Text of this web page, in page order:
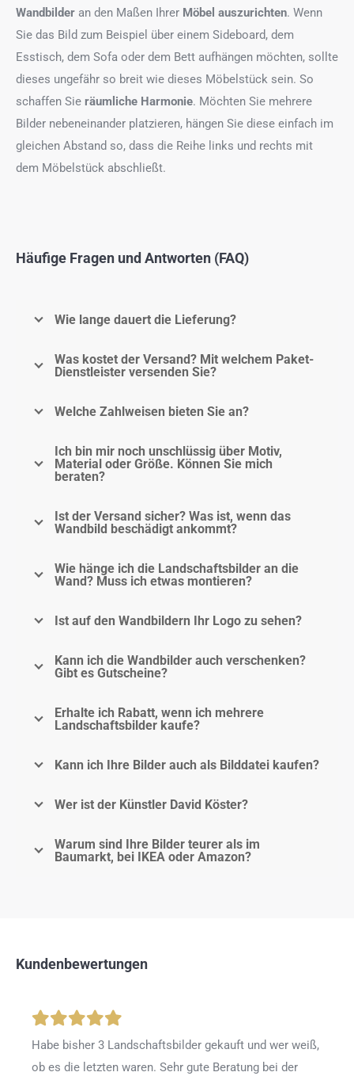
Wandbilder an den Maßen Ihrer Möbel auszurichten. Wenn
Sie das Bild zum Beispiel über einem Sideboard, dem
Esstisch, dem Sofa oder dem Bett aufhängen möchten, sollte
dieses ungefähr so breit wie dieses Möbelstück sein. So
schaffen Sie räumliche Harmonie. Möchten Sie mehrere
Bilder nebeneinander platzieren, hängen Sie diese einfach im
gleichen Abstand so, dass die Reihe links und rechts mit
dem Möbelstück abschließt.
Häufige Fragen und Antworten (FAQ)
Wie lange dauert die Lieferung?
Was kostet der Versand? Mit welchem Paket-
Dienstleister versenden Sie?
Welche Zahlweisen bieten Sie an?
Ich bin mir noch unschlüssig über Motiv,
Material oder Größe. Können Sie mich
beraten?
Ist der Versand sicher? Was ist, wenn das
Wandbild beschädigt ankommt?
Wie hänge ich die Landschaftsbilder an die
Wand? Muss ich etwas montieren?
Ist auf den Wandbildern Ihr Logo zu sehen?
Kann ich die Wandbilder auch verschenken?
Gibt es Gutscheine?
Erhalte ich Rabatt, wenn ich mehrere
Landschaftsbilder kaufe?
Kann ich Ihre Bilder auch als Bilddatei kaufen?
Wer ist der Künstler David Köster?
Warum sind Ihre Bilder teurer als im
Baumarkt, bei IKEA oder Amazon?
Kundenbewertungen
Habe bisher 3 Landschaftsbilder gekauft und wer weiß,
ob es die letzten waren. Sehr gute Beratung bei der